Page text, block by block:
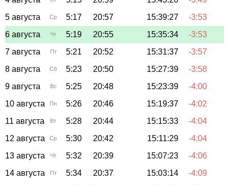
5 августа
Ср 5:17 20:57 15:39:27
-3:53
6 августа
Чт 5:19 20:55 15:35:34
-3:53
7 августа
Пт 5:21 20:52 15:31:37
-3:57
8 августа
Сб 5:23 20:50 15:27:39
-3:58
9 августа
Вс 5:25 20:48 15:23:39
-4:00
10 августа
Пн 5:26 20:46 15:19:37
-4:02
11 августа
Вт 5:28 20:44 15:15:33
-4:04
12 августа
Ср 5:30 20:42 15:11:29
-4:04
13 августа
Чт 5:32 20:39 15:07:23
-4:06
14 августа
Пт 5:34 20:37 15:03:14
-4:09